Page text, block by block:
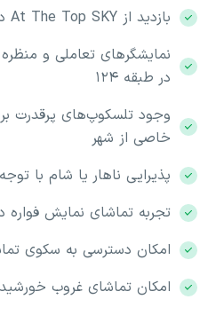
گزینه
برج خلیفه طبقه 124 و 125 – غیر پیک
برج خلیفه طبقه 124 – 125 و 148 – غیر پیک
برج خلیفه طبقه 124 – 125 و 148 – پیک تایم
برج خلیفه طبقات ۱۵۲ – ۱۵۳ و ۱۵۴
معرفی برج خلیفه دبی
تاریخچه ساخت برج خلیفه
بازديد از At The Top SKY در طبقه ۱۴۸
در طبقه ۱۲۴
وجود تلسکوپ‌های پرقدرت
خاصی از شهر
پذيرايی ناهار يا شام با
تجربه تماشای نمايش فواره
امکان دسترسی به سكوي تماشا در
امكان تماشای غروب خورشيد